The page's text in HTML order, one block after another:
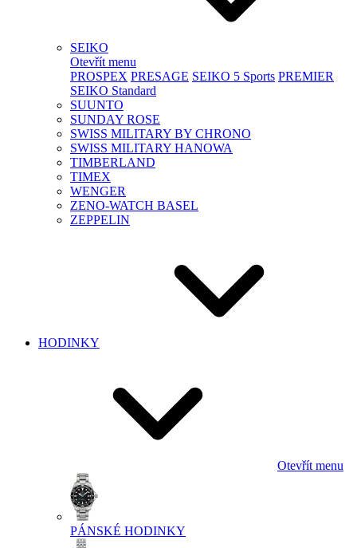
SEIKO
Otevřít menu
PROSPEX PRESAGE SEIKO 5 Sports PREMIER
SEIKO Standard
SUUNTO
SUNDAY ROSE
SWISS MILITARY BY CHRONO
SWISS MILITARY HANOWA
TIMBERLAND
TIMEX
WENGER
ZENO-WATCH BASEL
ZEPPELIN
HODINKY
Otevřít menu
PÁNSKÉ HODINKY